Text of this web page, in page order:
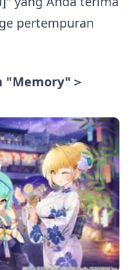
pertempuran
"Memory"＞